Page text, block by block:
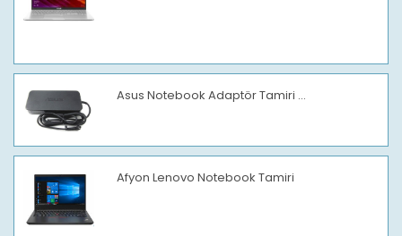
Asus Notebook Adaptör Tamiri ...
Afyon Lenovo Notebook Tamiri